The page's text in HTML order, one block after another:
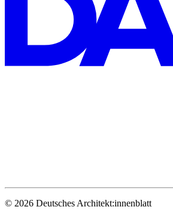
© 2026 Deutsches Architekt:innenblatt